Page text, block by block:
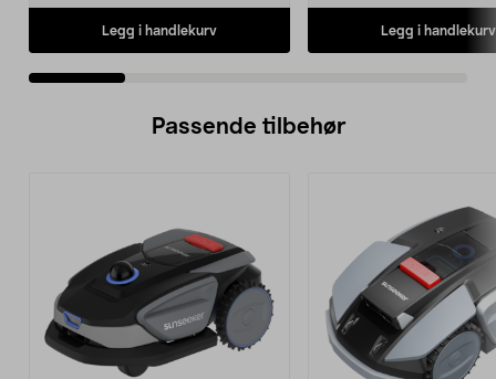
Legg i handlekurv Legg i handlekurv
Passende tilbehør